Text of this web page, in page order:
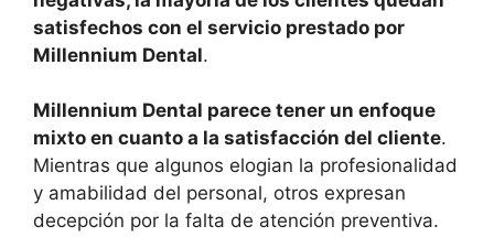
satisfechos con el servicio prestado por
Millennium Dental.
Millennium Dental parece tener un enfoque
mixto en cuanto a la satisfacción del cliente.
Mientras que algunos elogian la profesionalidad
y amabilidad del personal, otros expresan
decepción por la falta de atención preventiva.